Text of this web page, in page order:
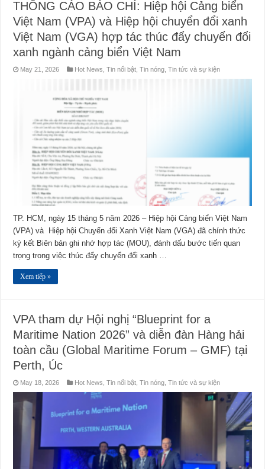
THÔNG CÁO BÁO CHÍ: Hiệp hội Cảng biển
Việt Nam (VPA) và Hiệp hội chuyển đổi xanh
Việt Nam (VGA) hợp tác thúc đẩy chuyển đổi
xanh ngành cảng biển Việt Nam
May 21, 2026 Hot News ,Tin nổi bật ,Tin nóng ,Tin tức và sự kiện
TP. HCM, ngày 15 tháng 5 năm 2026 – Hiệp hội Cảng biển Việt Nam
(VPA) và Hiệp hội Chuyển đổi Xanh Việt Nam (VGA) đã chính thức
ký kết Biên bản ghi nhớ hợp tác (MOU), đánh dấu bước tiến quan
trọng trong việc thúc đẩy chuyển đổi xanh …
Xem tiếp »
VPA tham dự Hội nghị “Blueprint for a
Maritime Nation 2026” và diễn đàn Hàng hải
toàn cầu (Global Maritime Forum – GMF) tại
Perth, Úc
May 18, 2026 Hot News ,Tin nổi bật ,Tin nóng ,Tin tức và sự kiện